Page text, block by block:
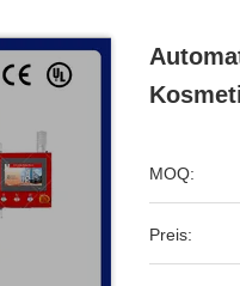
MOQ:
Preis: